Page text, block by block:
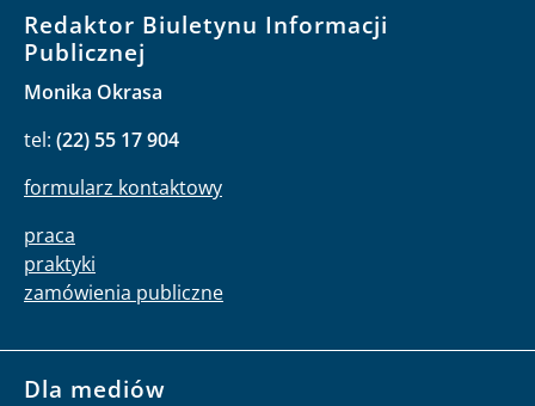
Redaktor Biuletynu Informacji
Publicznej
Monika Okrasa
tel: (22) 55 17 904
formularz kontaktowy
praca
praktyki
zamówienia publiczne
Dla mediów